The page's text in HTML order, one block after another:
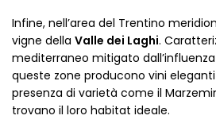
Infine, nell’area del Trentino
vigne della Valle dei Laghi.
mediterraneo mitigato
queste zone producono vini
presenza di varietà come il
trovano il loro habitat ideale.